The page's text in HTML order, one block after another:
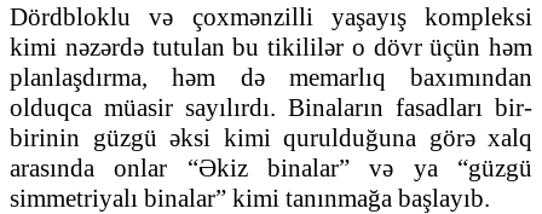
Dördbloklu və çoxmənzilli yaşayış kompleksi
kimi nəzərdə tutulan bu tikililər o dövr üçün həm
planlaşdırma, həm də memarlıq baxımından
olduqca müasir sayılırdı. Binaların fasadları bir-
birinin güzgü əksi kimi qurulduğuna görə xalq
arasında onlar “Əkiz binalar” və ya “güzgü
simmetriyalı binalar” kimi tanınmağa başlayıb.